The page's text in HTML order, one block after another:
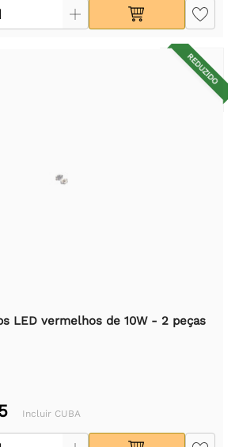
REDUZIDO
LED vermelhos de 10W - 2 peças
Incluir CUBA